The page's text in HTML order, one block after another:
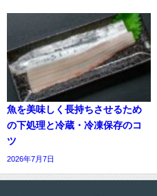
魚を美味しく長持ちさせるため
の下処理と冷蔵・冷凍保存のコ
ツ
2026年7月7日